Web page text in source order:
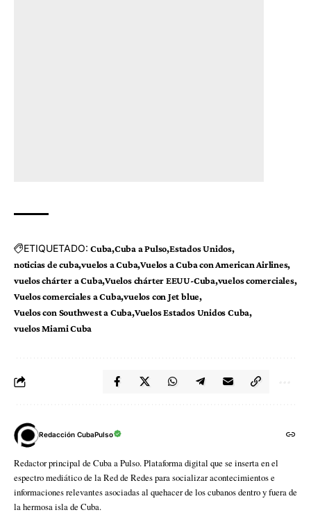
ETIQUETADO: Cuba Cuba a Pulso Estados Unidos
noticias de cuba vuelos a Cuba Vuelos a Cuba con American Airlines
vuelos chárter a Cuba Vuelos chárter EEUU-Cuba vuelos comerciales
Vuelos comerciales a Cuba vuelos con Jet blue
Vuelos con Southwest a Cuba Vuelos Estados Unidos Cuba
vuelos Miami Cuba
Redacción CubaPulso
Redactor principal de Cuba a Pulso. Plataforma digital que se inserta en el
espectro mediático de la Red de Redes para socializar acontecimientos e
informaciones relevantes asociadas al quehacer de los cubanos dentro y fuera de
la hermosa isla de Cuba.